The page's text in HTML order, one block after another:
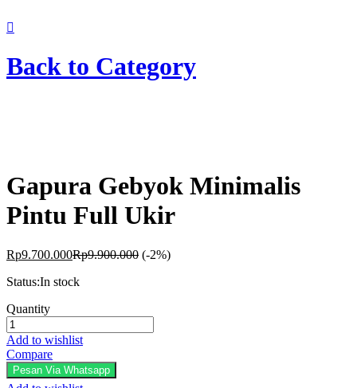
Back to Category
Gapura Gebyok Minimalis
Pintu Full Ukir
Rp9.700.000Rp9.900.000 (-2%)
Status:In stock
Gapura
Gebyok
Minimalis
Pintu
Full
Ukir
Quantity
Add to wishlist
Compare
Pesan Via Whatsapp